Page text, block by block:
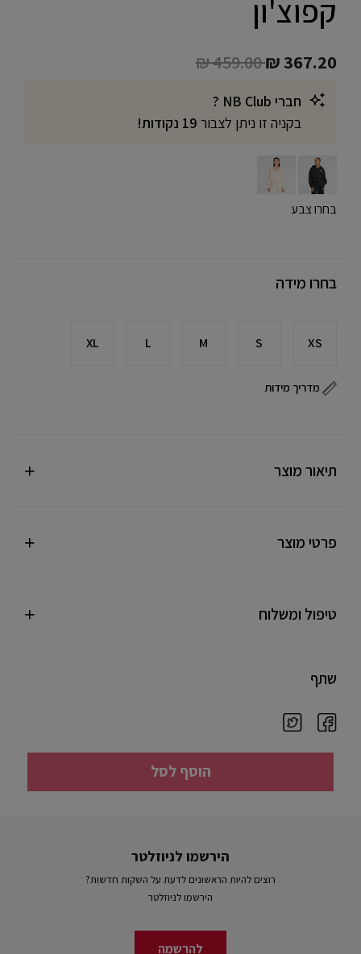
קפוצ'ון
Price reduced from
₪ 459.00to
₪ 367.20
חברי NB Club ?
בקניה זו ניתן לצבור
בחרו צבע
בחרו מידה
XS
S
M
L
XL
מדריך מידות
תיאור מוצר
פרטי מוצר
טיפול ומשלוח
שתף
הוסף לסל
הירשמו לניוזלטר
רוצים להיות הראשונים לדעת על השקות חדשות?
הירשמו לניוזלטר
להרשמה